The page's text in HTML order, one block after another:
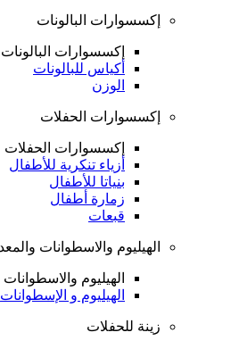
إكسسوارات البالونات
إكسسوارات البالونات
أكياس للبالونات
الوزن
إكسسوارات الحفلات
إكسسوارات الحفلات
أزياء تنكرية للأطفال
بنياتا للأطفال
زمارة أطفال
قبعات
الهيليوم والاسطوانات
الهيليوم
الهيليوم و الإسطوانات
زينة للحفلات